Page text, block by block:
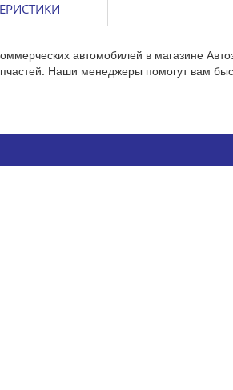
автомобилей в магазине
Наши менеджеры помогут вам